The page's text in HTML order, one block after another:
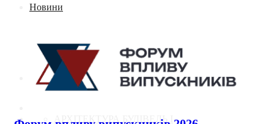
Новини
Новини кафедри
Контакти
АРХІТЕКТУРА БУДІВЕЛЬ І